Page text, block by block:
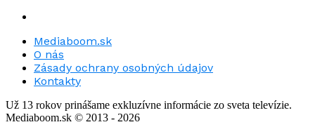
Mediaboom.sk
O nás
Zásady ochrany osobných údajov
Kontakty
Už 13 rokov prinášame exkluzívne informácie zo sveta televízie.
Mediaboom.sk © 2013 - 2026